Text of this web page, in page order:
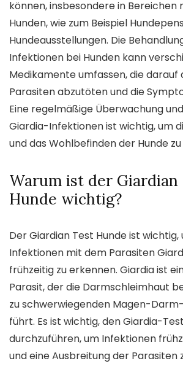
können, insbesondere in Bereichen
Hunden, wie zum Beispiel
Hundeausstellungen. Die
Infektionen bei Hunden kann
Medikamente umfassen, die darauf
Parasiten abzutöten und die
Eine regelmäßige Überwachung
Giardia-Infektionen ist wichtig, um
und das Wohlbefinden der Hunde
Warum ist der Giardian
Hunde wichtig?
Der Giardian Test Hunde ist
Infektionen mit dem Parasiten
frühzeitig zu erkennen. Giardia ist
Parasit, der die Darmschleimhaut
zu schwerwiegenden Magen-
führt. Es ist wichtig, den Giardia-
durchzuführen, um Infektionen
und eine Ausbreitung der Parasiten